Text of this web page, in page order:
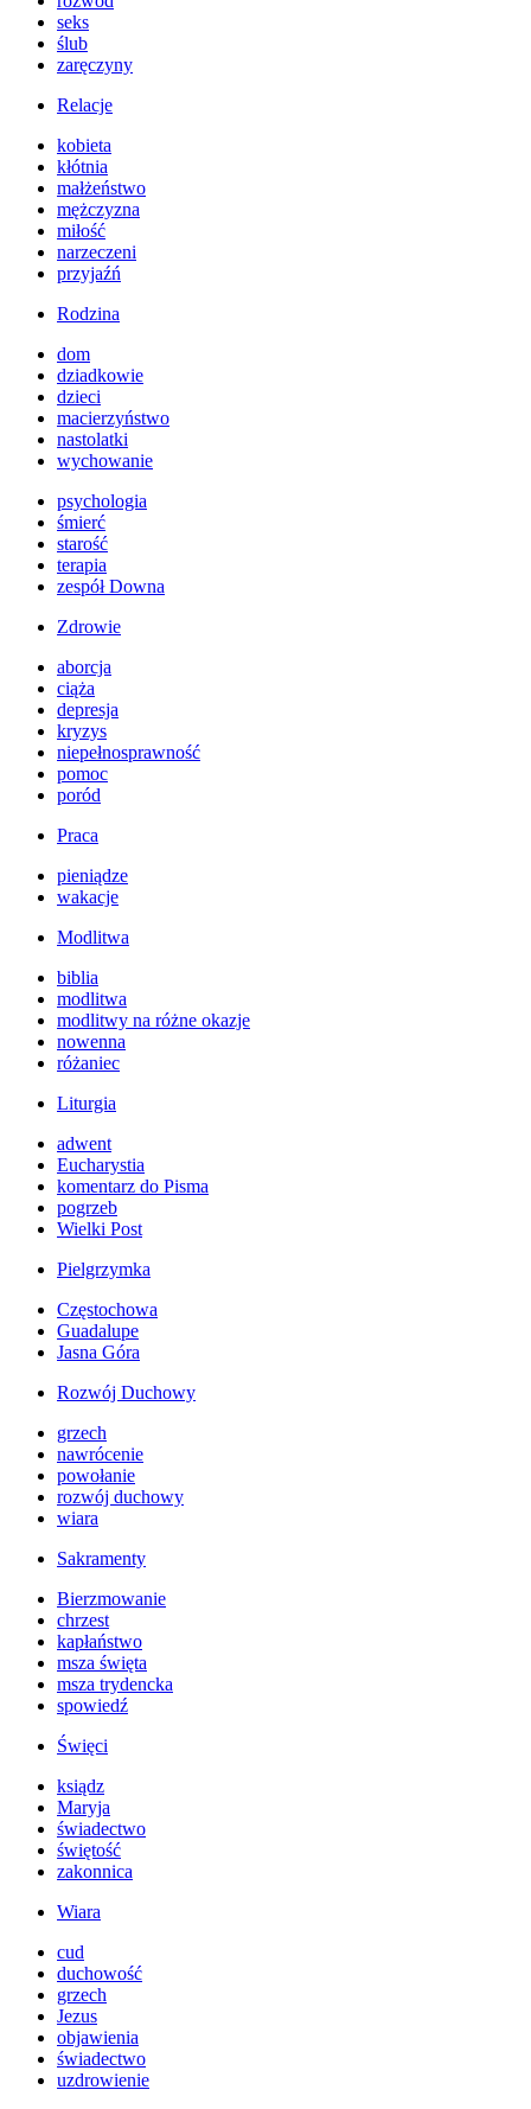
seks
ślub
zaręczyny
Relacje
kobieta
kłótnia
małżeństwo
mężczyzna
miłość
narzeczeni
przyjaźń
Rodzina
dom
dziadkowie
dzieci
macierzyństwo
nastolatki
wychowanie
psychologia
śmierć
starość
terapia
zespół Downa
Zdrowie
aborcja
ciąża
depresja
kryzys
niepełnosprawność
pomoc
poród
Praca
pieniądze
wakacje
Modlitwa
biblia
modlitwa
modlitwy na różne okazje
nowenna
różaniec
Liturgia
adwent
Eucharystia
komentarz do Pisma
pogrzeb
Wielki Post
Pielgrzymka
Częstochowa
Guadalupe
Jasna Góra
Rozwój Duchowy
grzech
nawrócenie
powołanie
rozwój duchowy
wiara
Sakramenty
Bierzmowanie
chrzest
kapłaństwo
msza święta
msza trydencka
spowiedź
Święci
ksiądz
Maryja
świadectwo
świętość
zakonnica
Wiara
cud
duchowość
grzech
Jezus
objawienia
świadectwo
uzdrowienie